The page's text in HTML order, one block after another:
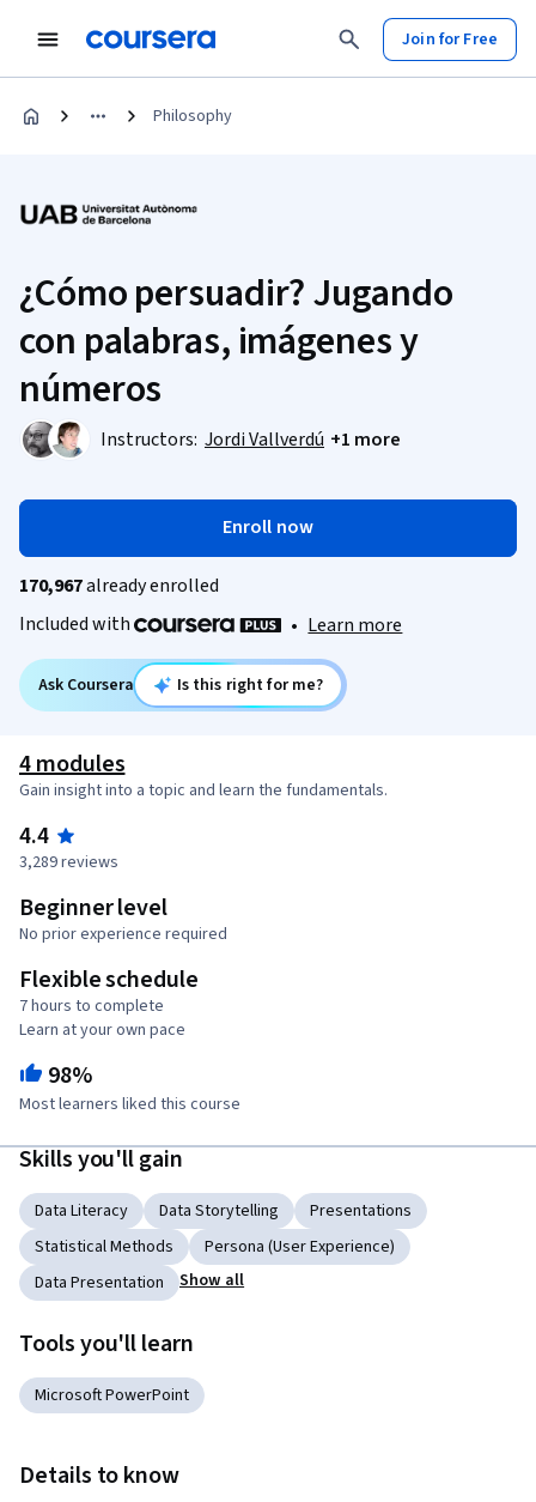
Join for Free
Philosophy
¿Cómo persuadir? Jugando
con palabras, imágenes y
números
Instructors: Jordi Vallverdú +1 more
Enroll now
170,967already enrolled
Included with
• Learn more
Ask Coursera Is this right for me?
4 modules
Gain insight into a topic and learn the fundamentals.
4.4
3,289 reviews
Beginner level
No prior experience required
Flexible schedule
7 hours to complete
Learn at your own pace
98%
Most learners liked this course
Skills you'll gain
Data Literacy Data Storytelling
Presentations
Statistical Methods
Persona (User Experience)
Data Presentation
Show all
Tools you'll learn
Microsoft PowerPoint
Details to know